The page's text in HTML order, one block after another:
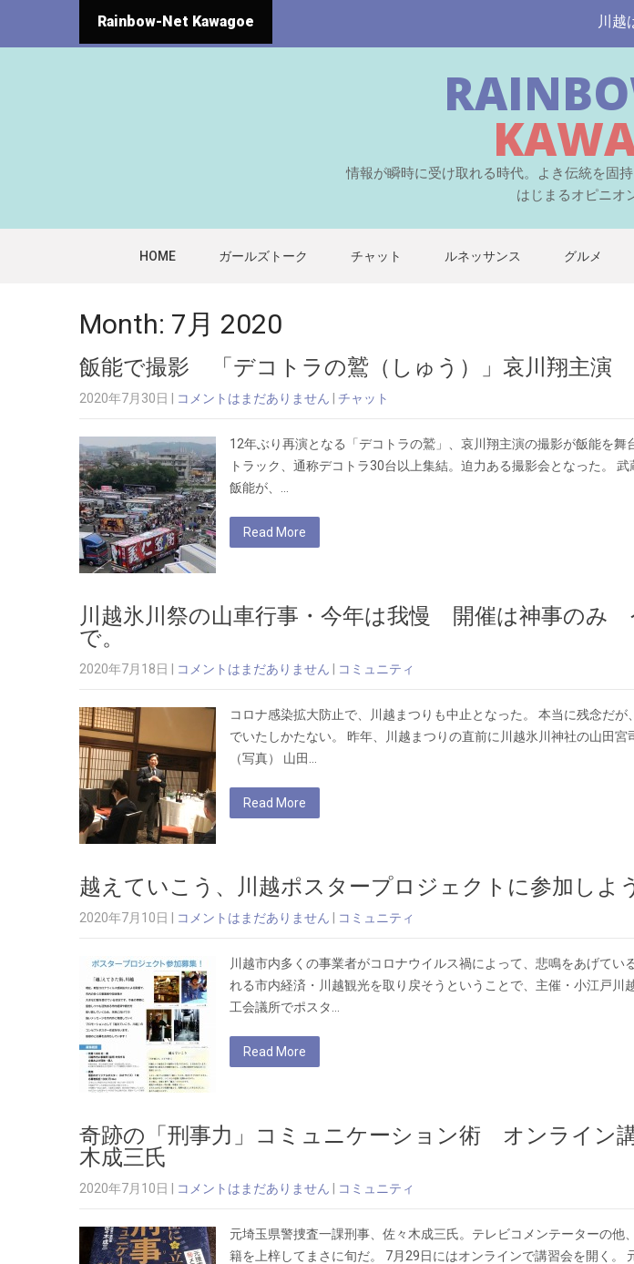
Rainbow-Net Kawagoe 川越は埼玉
情報が瞬時に受け取れる時代。よき伝統を
はじまるオピニオ
HOME ガールズトーク チャット ルネッサンス グルメ
Month: 7月 2020
飯能で撮影 「デコトラの鷲（しゅう）」哀川翔主演
2020年7月30日 コメントはまだありません チャット
12年ぶり再演となる「デコトラの鷲」、哀川翔主演の撮影が飯能を舞
トラック、通称デコトラ30台以上集結。迫力ある撮影会となった。 武
飯能が、…
Read More
川越氷川祭の山車行事・今年は我慢 開催は神事のみ
で。
2020年7月18日 コメントはまだありません コミュニティ
コロナ感染拡大防止で、川越まつりも中止となった。 本当に残念だ
でいたしかたない。 昨年、川越まつりの直前に川越氷川神社の山田宮
（写真） 山田…
Read More
越えていこう、川越ポスタープロジェクトに参加しよ
2020年7月10日 コメントはまだありません コミュニティ
川越市内多くの事業者がコロナウイルス禍によって、悲鳴をあげてい
れる市内経済・川越観光を取り戻そうということで、主催・小江戸川
工会議所でポスタ…
Read More
奇跡の「刑事力」コミュニケーション術 オンライン
木成三氏
2020年7月10日 コメントはまだありません コミュニティ
元埼玉県警捜査一課刑事、佐々木成三氏。テレビコメンテーターの他
籍を上梓してまさに旬だ。 7月29日にはオンラインで講習会を開く。